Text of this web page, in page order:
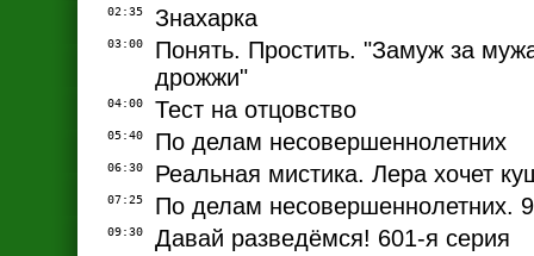
02:35 Знахарка
03:00
Понять. Простить. "Замуж за
дрожжи"
04:00 Тест на отцовство
05:40 По делам несовершеннолетних
06:30 Реальная мистика. Лера хочет
07:25 По делам несовершеннолетних.
09:30 Давай разведёмся! 601-я серия